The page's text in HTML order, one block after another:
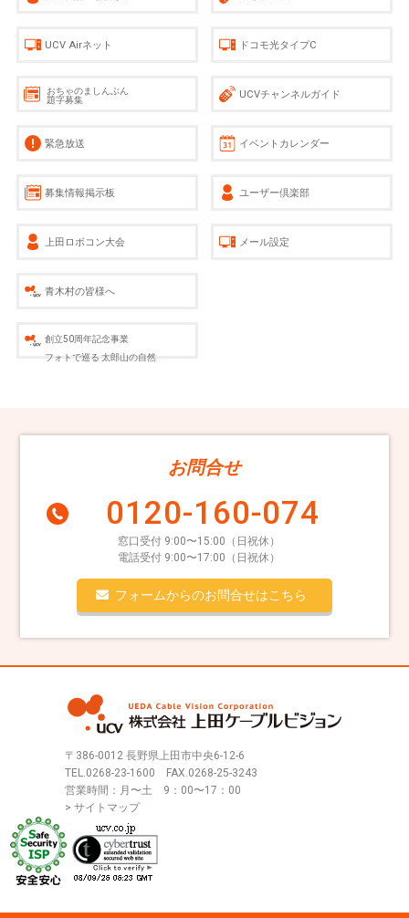
UCV Airネット ドコモ光タイプC
おちゃのましんぶん
題字募集
UCVチャンネルガイド
緊急放送 イベントカレンダー
募集情報掲示板 ユーザー倶楽部
上田ロボコン大会 メール設定
青木村の皆様へ
創立50周年記念事業
フォトで巡る 太郎山の自然
お問合せ
0120-160-074
窓口受付 9:00〜15:00（日祝休）
電話受付 9:00〜17:00（日祝休）
フォームからのお問合せはこちら
〒386-0012 長野県上田市中央6-12-6
TEL.0268-23-1600 FAX.0268-25-3243
営業時間：月〜土 9：00〜17：00
> サイトマップ